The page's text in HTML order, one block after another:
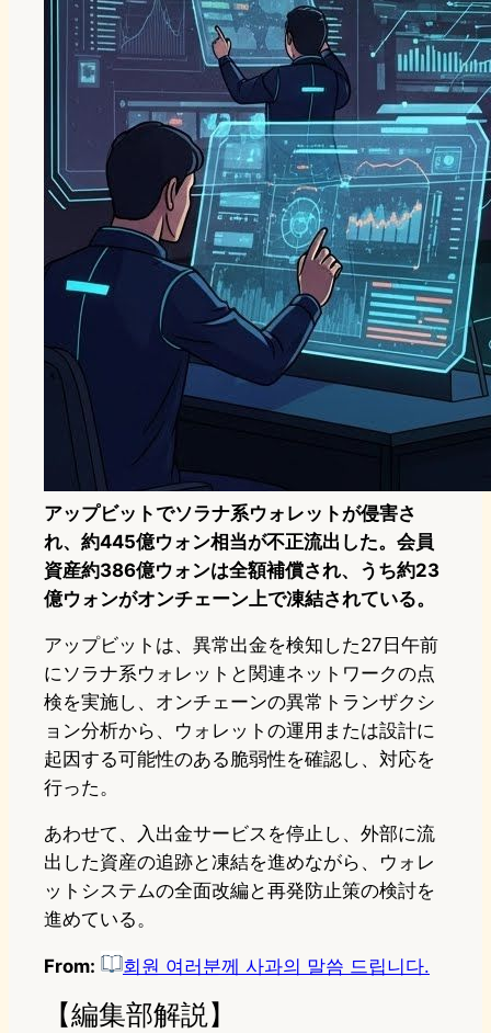
アップビットでソラナ系ウォレットが侵害さ
れ、約445億ウォン相当が不正流出した。会員
資産約386億ウォンは全額補償され、うち約23
億ウォンがオンチェーン上で凍結されている。
アップビットは、異常出金を検知した27日午前
にソラナ系ウォレットと関連ネットワークの点
検を実施し、オンチェーンの異常トランザクシ
ョン分析から、ウォレットの運用または設計に
起因する可能性のある脆弱性を確認し、対応を
行った。
あわせて、入出金サービスを停止し、外部に流
出した資産の追跡と凍結を進めながら、ウォレ
ットシステムの全面改編と再発防止策の検討を
進めている。
From: 회원 여러분께 사과의 말씀 드립니다.
【編集部解説】